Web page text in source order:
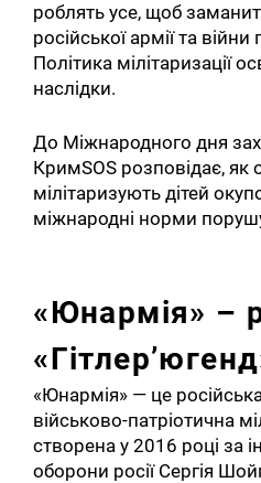
роблять усе, щоб
російської армії та
Політика мілітаризації
наслідки.
До Міжнародного дня
КримSOS розповідає, як
мілітаризують дітей
міжнародні норми
«Юнармія» –
«Юнармія» — це
військово-патріотична
створена у 2016 році за
оборони росії Сергія